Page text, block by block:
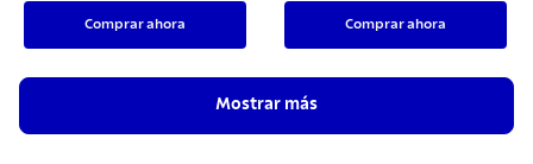
Comprar ahora Comprar ahora
Mostrar más